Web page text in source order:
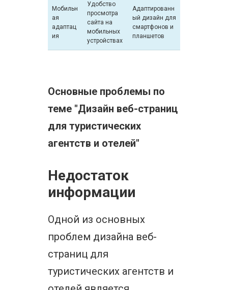
Мобильн
ая
адаптац
ия
Удобство
просмотра
сайта на
мобильных
устройствах
Адаптированн
ый дизайн для
смартфонов и
планшетов
Основные проблемы по
теме "Дизайн веб-страниц
для туристических
агентств и отелей"
Недостаток
информации
Одной из основных
проблем дизайна веб-
страниц для
туристических агентств и